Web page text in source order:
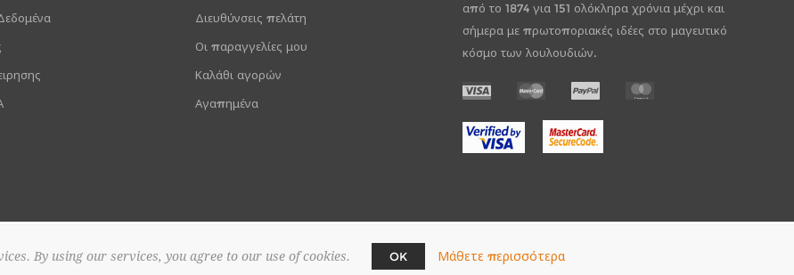
Διευθύνσεις πελάτη
Οι παραγγελίες μου
Καλάθι αγορών
Αγαπημένα
από το 1874 για 151 ολόκληρα χρόνια μέχρι και
σήμερα με πρωτοποριακές ιδέες στο μαγευτικό
κόσμο των λουλουδιών.
ΑΝΘΟΠΩΛΕΙΟ ΣΑΠΟΥΝΤΖΑΚΗΣ. Διατηρούνται όλα τα πνευματικά δικαιώματα. Powered bynopCommerce
By using our services, you agree to our use of cookies. OK Μάθετε περισσότερα